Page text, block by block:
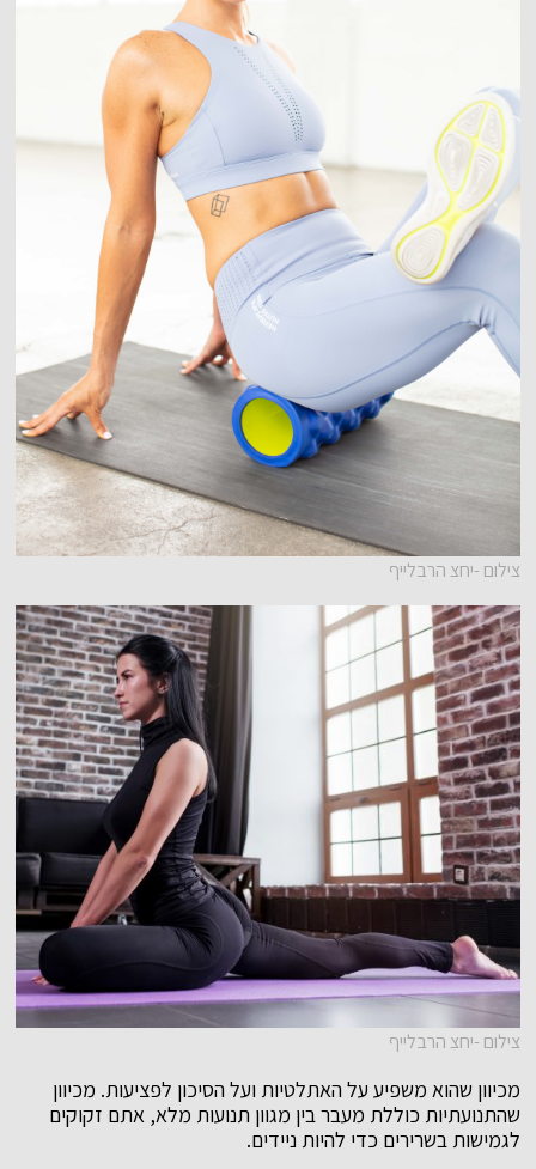
צילום -יחצ הרבלייף
צילום -יחצ הרבלייף
מכיוון שהוא משפיע על האתלטיות ועל הסיכון לפציעות. מכיוון
שהתנועתיות כוללת מעבר בין מגוון תנועות מלא, אתם זקוקים
לגמישות בשרירים כדי להיות ניידים.